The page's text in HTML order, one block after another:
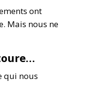
ont
Mais nous ne
qui nous